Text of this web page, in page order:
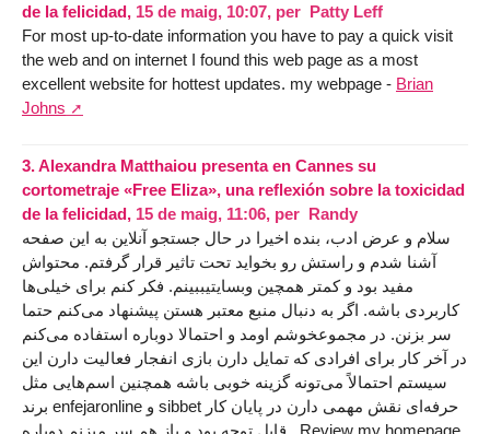
de la felicidad, 15 de maig, 10:07, per Patty Leff
For most up-to-date information you have to pay a quick visit
the web and on internet I found this web page as a most
excellent website for hottest updates. my webpage - Brian
Johns
3.Alexandra Matthaiou presenta en Cannes su
cortometraje «Free Eliza», una reflexión sobre la toxicidad
de la felicidad, 15 de maig, 11:06, per Randy
سلام و عرض ادب، بنده اخیرا در حال جستجو آنلاین به این صفحه
آشنا شدم و راستش رو بخواید تحت تاثیر قرار گرفتم. محتواش
مفید بود و کمتر همچین وبسایتیببینم. فکر کنم برای خیلی‌ها
کاربردی باشه. اگر به دنبال منبع معتبر هستن پیشنهاد می‌کنم حتما
سر بزنن. در مجموعخوشم اومد و احتمالا دوباره استفاده می‌کنم
در آخر کار برای افرادی که تمایل دارن بازی انفجار فعالیت دارن این
سیستم احتمالاً می‌تونه گزینه خوبی باشه همچنین اسم‌هایی مثل
برند enfejaronlіne و sіbbet حرفه‌ای نقش مهمی دارن در پایان کار
قابل توجه بود و باز هم سر میزنم دوباره . Review my homepage